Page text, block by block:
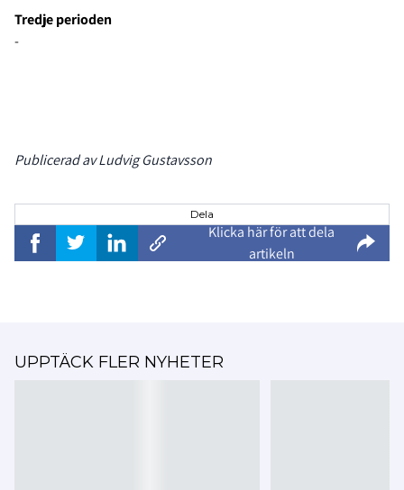
Tredje perioden
-
Publicerad av Ludvig Gustavsson
Dela
Klicka här för att dela
artikeln
UPPTÄCK FLER NYHETER